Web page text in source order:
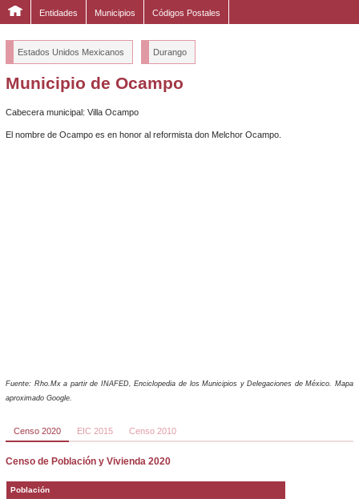
Entidades Municipios Códigos Postales
Estados Unidos Mexicanos Durango
Municipio de Ocampo
Cabecera municipal: Villa Ocampo
El nombre de Ocampo es en honor al reformista don Melchor Ocampo.
Fuente: Rho.Mx a partir de INAFED, Enciclopedia de los Municipios y Delegaciones de México. Mapa
aproximado Google.
Censo 2020 EIC 2015 Censo 2010
Censo de Población y Vivienda 2020
Población